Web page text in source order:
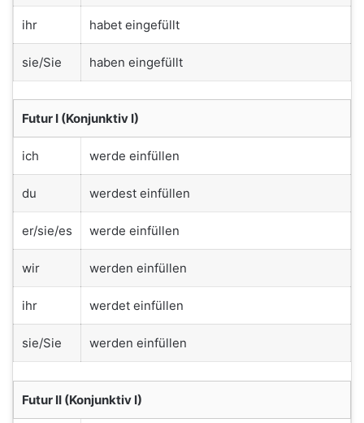
ihr habet eingefüllt
sie/Sie haben eingefüllt
Futur I (Konjunktiv I)
ich werde einfüllen
du werdest einfüllen
er/sie/es werde einfüllen
wir werden einfüllen
ihr werdet einfüllen
sie/Sie werden einfüllen
Futur II (Konjunktiv I)